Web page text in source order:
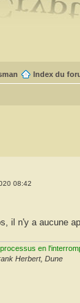
Index du
08:42
il n'y a aucune
en
Herbert, Dune